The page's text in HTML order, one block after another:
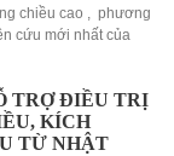
chiều cao , phương
cứu mới nhất của
TRỢ ĐIỀU TRỊ
KÍCH
TỪ NHẬT